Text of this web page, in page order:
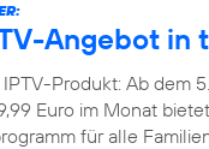
Angebot in
Produkt: Ab dem
Euro im Monat
für alle